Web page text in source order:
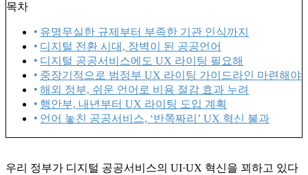
목차
유명무실한 규제부터 부족한 기관 인식까지
디지털 전환 시대, 장벽이 된 공공언어
디지털 공공서비스에도 UX 라이팅 필요해
중장기적으로 범정부 UX 라이팅 가이드라인 마련해야
해외 정부, 쉬운 언어로 비용 절감 효과 누려
행안부, 내년부터 UX 라이팅 도입 계획
언어 놓친 공공서비스, ‘반쪽짜리’ UX 혁신 불과
우리 정부가 디지털 공공서비스의 UI·UX 혁신을 꾀하고 있다